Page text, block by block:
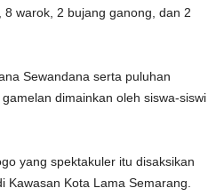
warok, 2 bujang ganong, dan 2
Sewandana serta puluhan
dimainkan oleh siswa-siswi
yang spektakuler itu disaksikan
Kawasan Kota Lama Semarang.